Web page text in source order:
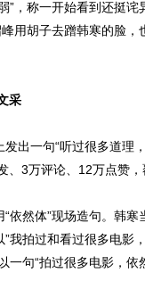
称一开始看到还挺诧
用胡子去蹭韩寒的脸，
采
一句“听过很多道理
3万评论、12万点赞，
然体”现场造句。韩寒
我拍过和看过很多电影
一句“拍过很多电影，